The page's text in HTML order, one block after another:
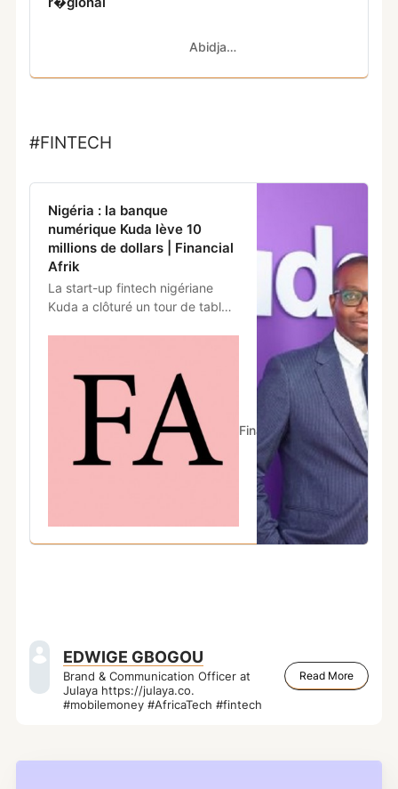
Abidjan.net
#FINTECH
Nigéria : la banque
numérique Kuda lève 10
millions de dollars | Financial
Afrik
La start-up fintech nigériane
Kuda a clôturé un tour de table
répondre à la demande des
clients. Kuda rejoint la liste des
startups qui ont franchi le seuil
de valorisation de 1 milliard de
dollars, notamment …
Financial Afrik Financial
EDWIGE GBOGOU
Brand & Communication Officer at
Julaya https://julaya.co.
#mobilemoney #AfricaTech #fintech
Read More